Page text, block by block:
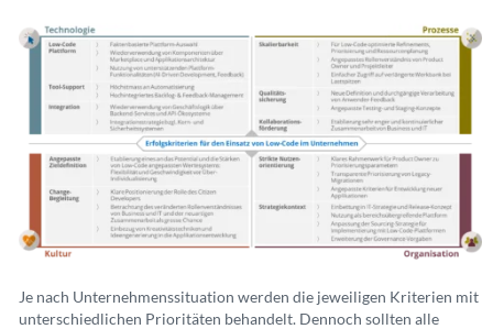
Je nach Unternehmenssituation werden die jeweiligen Kriterien mit
unterschiedlichen Prioritäten behandelt. Dennoch sollten alle